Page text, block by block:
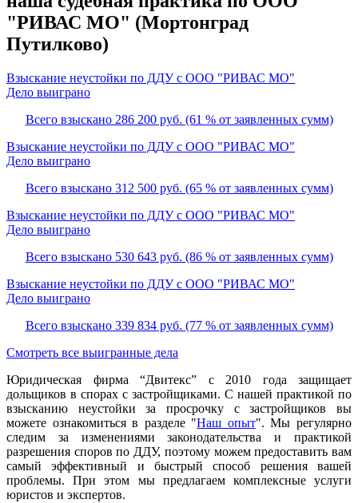
"РИВАС МО" (Мортонград
Путилково)
Взыскание неустойки по ДДУ с ООО "РИВАС МО"
Дело выиграно
Всего взыскано 286 200 руб. (61 % от заявленных сумм)
Взыскание неустойки по ДДУ с ООО "РИВАС МО"
Дело выиграно
Всего взыскано 312 500 руб. (65 % от заявленных сумм)
Взыскание неустойки по ДДУ с ООО "РИВАС МО"
Дело выиграно
Всего взыскано 530 643 руб. (86 % от заявленных сумм)
Взыскание неустойки по ДДУ с ООО "РИВАС МО"
Дело выиграно
Всего взыскано 339 834 руб. (77 % от заявленных сумм)
Смотреть все выигранные дела
Юридическая фирма “Двитекс” с 2010 года защищает
дольщиков в спорах с застройщиками. С нашей практикой по
взысканию неустойки за просрочку с застройщиков вы
можете ознакомиться в разделе "Наш опыт". Мы регулярно
следим за изменениями законодательства и практикой
разрешения споров по ДДУ, поэтому можем предоставить вам
самый эффективный и быстрый способ решения вашей
проблемы. При этом мы предлагаем комплексные услуги
юристов и экспертов.